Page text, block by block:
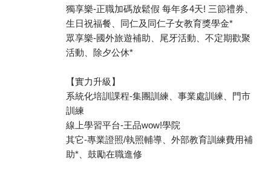
獨享樂-正職加碼放鬆假 每年多4天! 三節禮券、
生日祝福餐、同仁及同仁子女教育獎學金*
眾享樂-國外旅遊補助、尾牙活動、不定期歡聚
活動、除夕公休*
【實力升級】
系統化培訓課程-集團訓練、事業處訓練、門市
訓練
線上學習平台-王品wow!學院
其它-專業證照/執照輔導、外部教育訓練費用補
助*、鼓勵在職進修